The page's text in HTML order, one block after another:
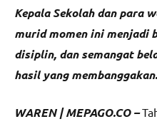
Kepala Sekolah dan para
murid momen ini menjadi
disiplin, dan semangat
hasil yang
WAREN | MEPAGO.CO –